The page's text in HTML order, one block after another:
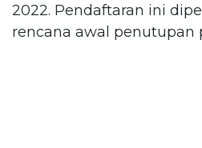
2022. Pendaftaran ini
rencana awal penutupan